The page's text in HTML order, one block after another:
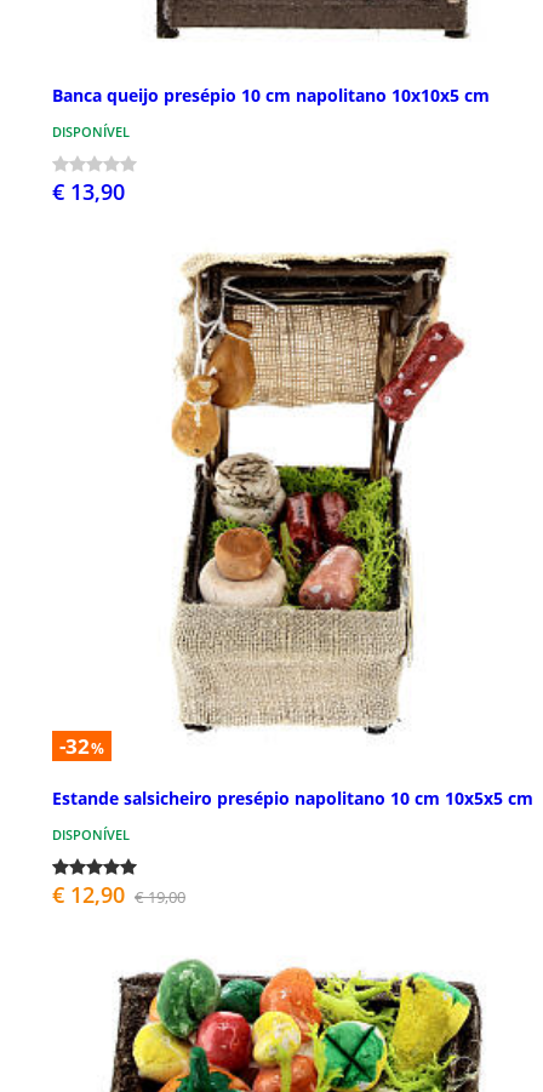
Banca queijo presépio 10 cm napolitano 10x10x5 cm
DISPONÍVEL
€ 13,90
-32%
Estande salsicheiro presépio napolitano 10 cm 10x5x5 cm
DISPONÍVEL
€ 12,90 € 19,00